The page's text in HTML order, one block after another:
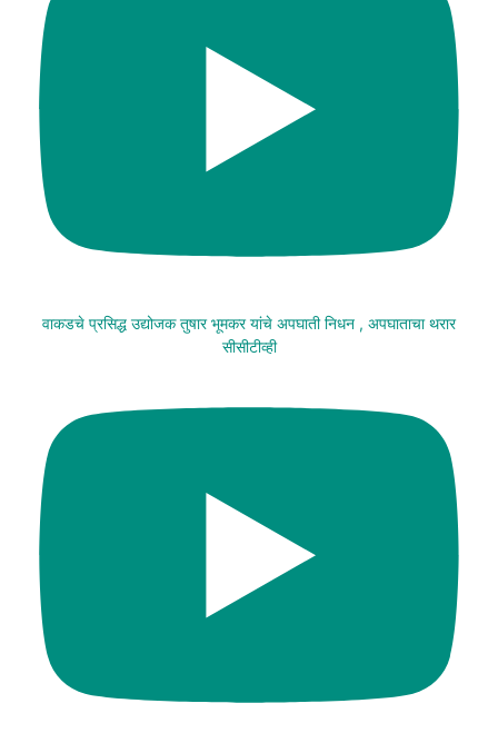
वाकडचे प्रसिद्ध उद्योजक तुषार भूमकर यांचे अपघाती निधन , अपघाताचा थरार
सीसीटीव्ही